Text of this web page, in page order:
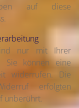
auf diese
sind nur mit Ihrer
Sie können eine
widerrufen. Die
erfolgten
unberührt.